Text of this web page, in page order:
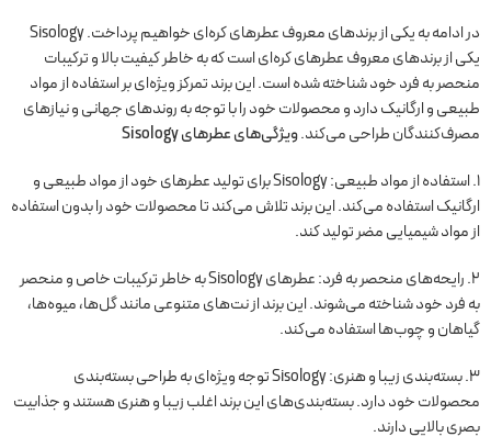
در ادامه به یکی از برندهای معروف عطرهای کره‌ای خواهیم پرداخت. Sisology
یکی از برندهای معروف عطرهای کره‌ای است که به خاطر کیفیت بالا و ترکیبات
منحصر به فرد خود شناخته شده است. این برند تمرکز ویژه‌ای بر استفاده از مواد
طبیعی و ارگانیک دارد و محصولات خود را با توجه به روندهای جهانی و نیازهای
مصرف‌کنندگان طراحی می‌کند.ویژگی‌های عطرهای Sisology
1. استفاده از مواد طبیعی: Sisology برای تولید عطرهای خود از مواد طبیعی و
ارگانیک استفاده می‌کند. این برند تلاش می‌کند تا محصولات خود را بدون استفاده
از مواد شیمیایی مضر تولید کند.
2. رایحه‌های منحصر به فرد: عطرهای Sisology به خاطر ترکیبات خاص و منحصر
به فرد خود شناخته می‌شوند. این برند از نت‌های متنوعی مانند گل‌ها، میوه‌ها،
گیاهان و چوب‌ها استفاده می‌کند.
3. بسته‌بندی زیبا و هنری: Sisology توجه ویژه‌ای به طراحی بسته‌بندی
محصولات خود دارد. بسته‌بندی‌های این برند اغلب زیبا و هنری هستند و جذابیت
بصری بالایی دارند.